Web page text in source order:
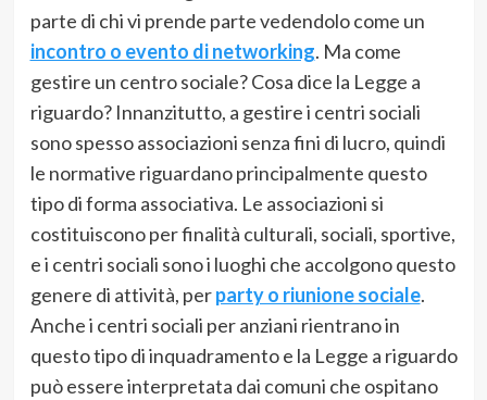
parte di chi vi prende parte vedendolo come un
incontro o evento di networking. Ma come
gestire un centro sociale? Cosa dice la Legge a
riguardo? Innanzitutto, a gestire i centri sociali
sono spesso associazioni senza fini di lucro, quindi
le normative riguardano principalmente questo
tipo di forma associativa. Le associazioni si
costituiscono per finalità culturali, sociali, sportive,
e i centri sociali sono i luoghi che accolgono questo
genere di attività, perparty o riunione sociale.
Anche i centri sociali per anziani rientrano in
questo tipo di inquadramento e la Legge a riguardo
può essere interpretata dai comuni che ospitano